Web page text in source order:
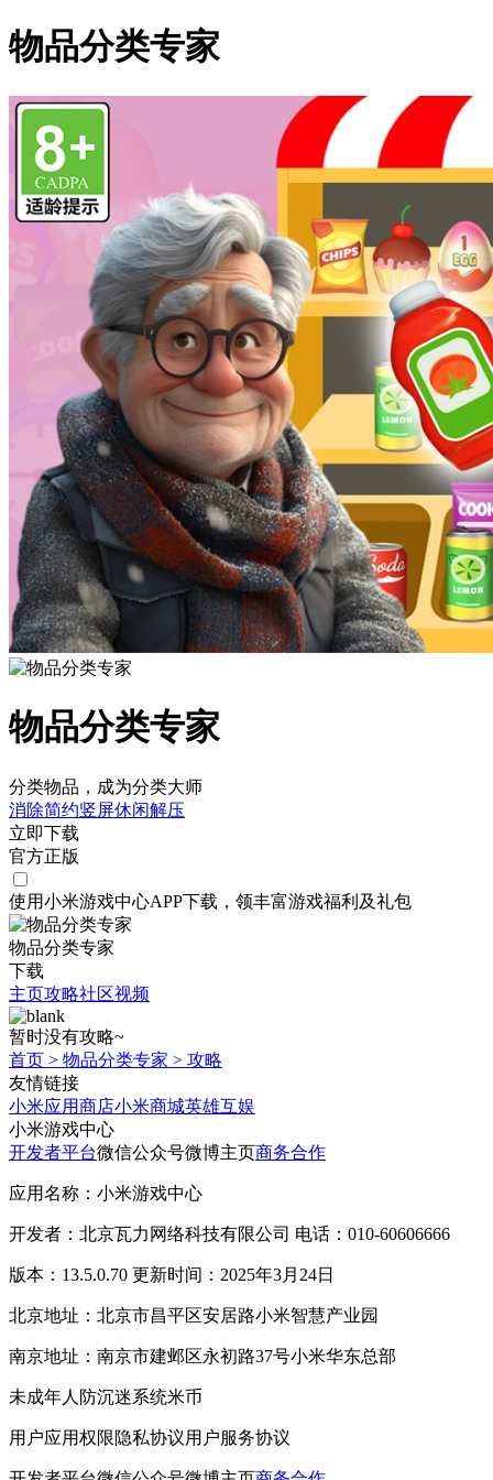
物品分类专家
物品分类专家
分类物品，成为分类大师
消除简约竖屏休闲解压
立即下载
官方正版
使用小米游戏中心APP下载 ，领丰富游戏福利 及礼包
物品分类专家
下载
主页攻略社区视频
暂时没有攻略~
首页 > 物品分类专家 > 攻略
友情链接
小米应用商店小米商城英雄互娱
小米游戏中心
开发者平台微信公众号微博主页商务合作
应用名称：小米游戏中心
开发者：北京瓦力网络科技有限公司 电话：010-60606666
版本：13.5.0.70 更新时间：2025年3月24日
北京地址：北京市昌平区安居路小米智慧产业园
南京地址：南京市建邺区永初路37号小米华东总部
未成年人防沉迷系统米币
用户应用权限隐私协议用户服务协议